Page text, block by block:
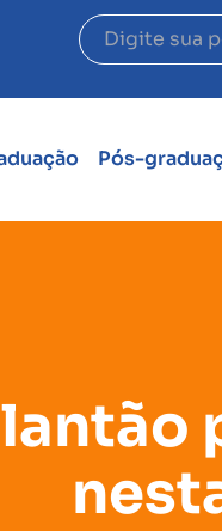
Pós-